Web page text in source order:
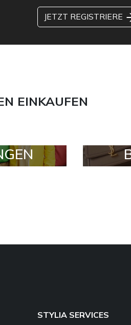
JETZT REGISTRIERE
EINKAUFEN
STYLIA SERVICES